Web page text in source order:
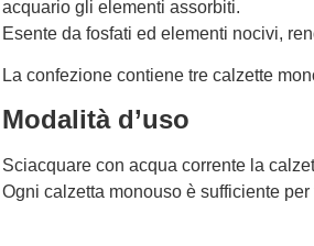
acquario gli elementi assorbiti.
Esente da fosfati ed elementi nocivi,
La confezione contiene tre calzette
Modalità d’uso
Sciacquare con acqua corrente la
Ogni calzetta monouso è sufficiente